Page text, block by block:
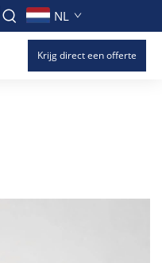
NL
Krijg direct een offerte